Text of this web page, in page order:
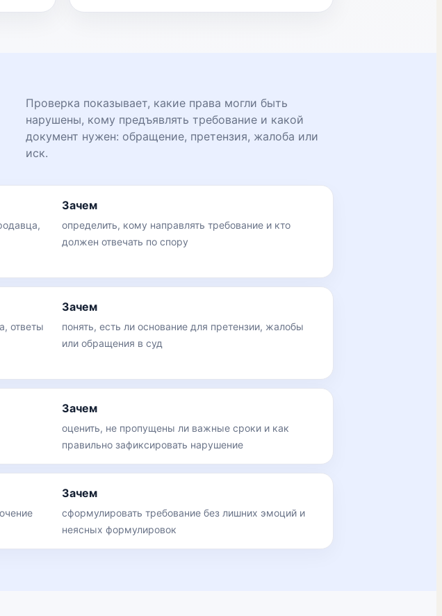
Проверка показывает, какие права могли быть
нарушены, кому предъявлять требование и какой
документ нужен: обращение, претензия, жалоба или
иск.
Зачем
определить, кому направлять требование и кто
должен отвечать по спору
ответы
Зачем
понять, есть ли основание для претензии, жалобы
или обращения в суд
Зачем
оценить, не пропущены ли важные сроки и как
правильно зафиксировать нарушение
Зачем
сформулировать требование без лишних эмоций и
неясных формулировок